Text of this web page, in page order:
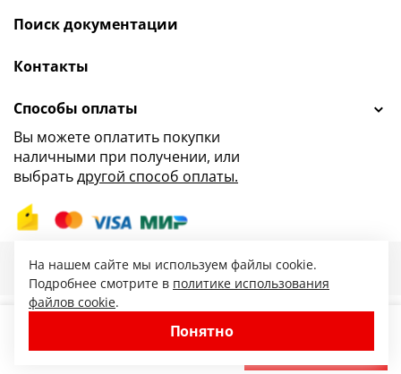
− + В корзину
Поиск документации
Контакты
Способы оплаты
Вы можете оплатить покупки
наличными при получении, или
выбратьдругой способ оплаты.
На нашем сайте мы используем файлы cookie.
Подробнее смотрите в политике использования
файлов cookie.
Понятно
47.ru — интернет-магазин сантехники от
© 2010-2026. Все права защищены.